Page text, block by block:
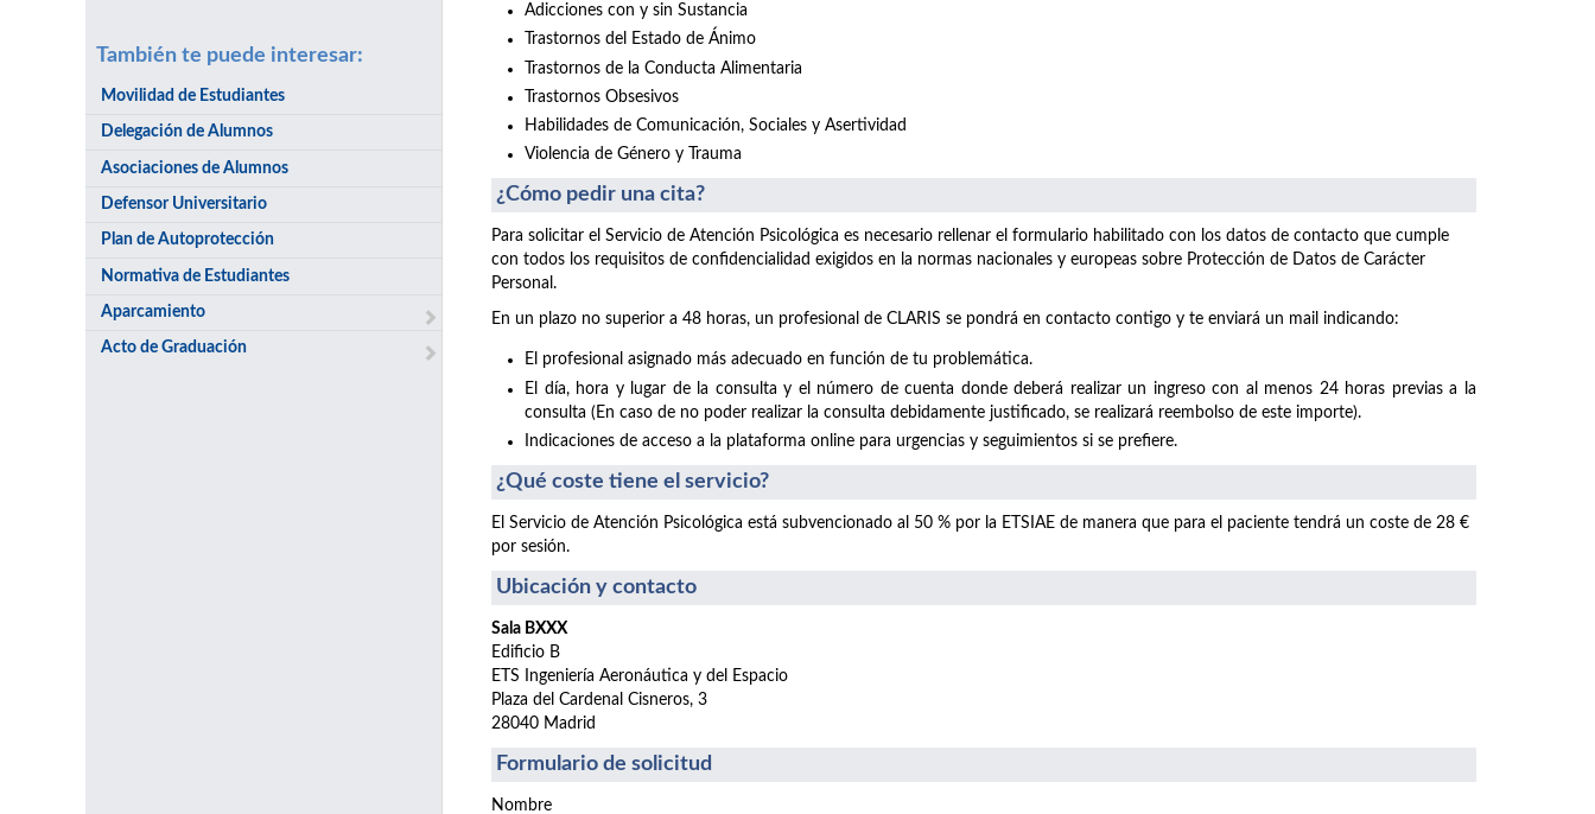
También te puede interesar:
Movilidad de Estudiantes
Delegación de Alumnos
Asociaciones de Alumnos
Defensor Universitario
Plan de Autoprotección
Normativa de Estudiantes
Aparcamiento
Acto de Graduación
Adicciones con y sin Sustancia
Trastornos del Estado de Ánimo
Trastornos de la Conducta Alimentaria
Trastornos Obsesivos
Habilidades de Comunicación, Sociales y Asertividad
Violencia de Género y Trauma
¿Cómo pedir una cita?
Para solicitar el Servicio de Atención Psicológica es necesario rellenar el formulario habilitado con los datos de contacto que cumple
con todos los requisitos de confidencialidad exigidos en la normas nacionales y europeas sobre Protección de Datos de Carácter
Personal.
En un plazo no superior a 48 horas, un profesional de CLARIS se pondrá en contacto contigo y te enviará un mail indicando:
El profesional asignado más adecuado en función de tu problemática.
El día, hora y lugar de la consulta y el número de cuenta donde deberá realizar un ingreso con al menos 24 horas previas a la
consulta (En caso de no poder realizar la consulta debidamente justificado, se realizará reembolso de este importe).
Indicaciones de acceso a la plataforma online para urgencias y seguimientos si se prefiere.
¿Qué coste tiene el servicio?
El Servicio de Atención Psicológica está subvencionado al 50 % por la ETSIAE de manera que para el paciente tendrá un coste de 28 €
por sesión.
Ubicación y contacto
Sala BXXX
Edificio B
ETS Ingeniería Aeronáutica y del Espacio
Plaza del Cardenal Cisneros, 3
28040 Madrid
Formulario de solicitud
Nombre